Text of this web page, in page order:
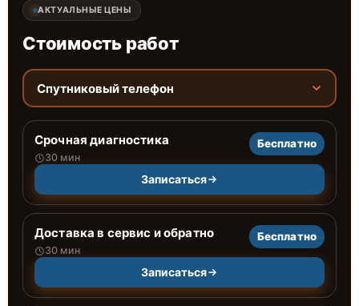
АКТУАЛЬНЫЕ ЦЕНЫ
Стоимость работ
Спутниковый телефон
Срочная диагностика
30 мин
Бесплатно
Записаться
Доставка в сервис и обратно
30 мин
Бесплатно
Записаться